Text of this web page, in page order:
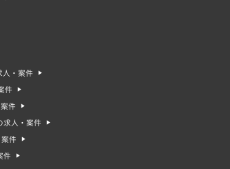
人・案件
件
件
求人・案件
件
件